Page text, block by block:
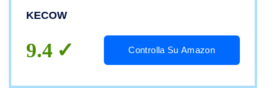
Tattile con Funzione di Rilevamento
KECOW
9.4 Controlla Su Amazon